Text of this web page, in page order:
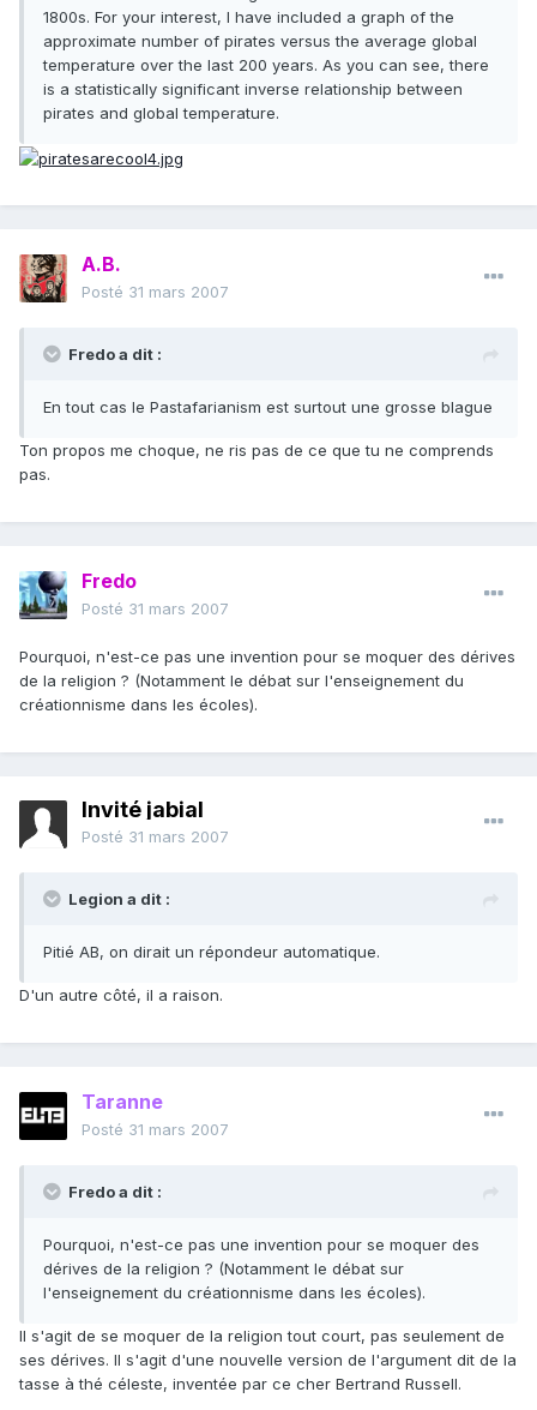
1800s. For your interest, I have included a graph of the
approximate number of pirates versus the average global
temperature over the last 200 years. As you can see, there
is a statistically significant inverse relationship between
pirates and global temperature.
A.B.
Posté 31 mars 2007
Fredo a dit :
En tout cas le Pastafarianism est surtout une grosse blague
Ton propos me choque, ne ris pas de ce que tu ne comprends
pas.
Fredo
Posté 31 mars 2007
Pourquoi, n'est-ce pas une invention pour se moquer des dérives
de la religion ? (Notamment le débat sur l'enseignement du
créationnisme dans les écoles).
Invité jabial
Posté 31 mars 2007
Legion a dit :
Pitié AB, on dirait un répondeur automatique.
D'un autre côté, il a raison.
Taranne
Posté 31 mars 2007
Fredo a dit :
Pourquoi, n'est-ce pas une invention pour se moquer des
dérives de la religion ? (Notamment le débat sur
l'enseignement du créationnisme dans les écoles).
Il s'agit de se moquer de la religion tout court, pas seulement de
ses dérives. Il s'agit d'une nouvelle version de l'argument dit de la
tasse à thé céleste, inventée par ce cher Bertrand Russell.